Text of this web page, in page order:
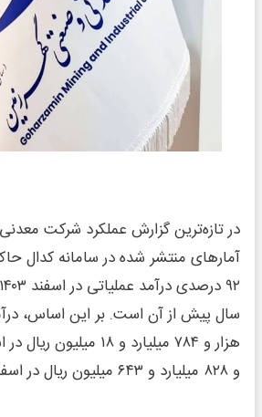
در تازه‌ترین گزارش عملکرد شرکت
آمارهای منتشر شده در سامانه کدال
و ۸۲۸ میلیارد و ۶۴۳ میلیون ریال در اسفند ۱۴۰۳ رسیده است.